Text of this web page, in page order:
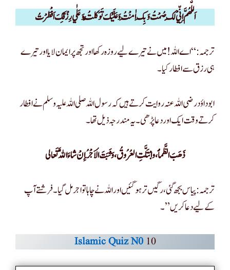
اَللّٰهُمَّ اِنِّيْ لَكَ صُمْتُ وَبِكَ اٰمَنْتُ وَعَلَيْكَ تَوَكَّلْتُ وَعَلٰي رِزْقِكَ اَفْطَرْتُ
ترجمہ: “اے اللہ! میں نے تیرے لیے روزہ رکھا اور تجھ پر ایمان لایا اور تیرے
ہی رزق سے افطار کیا۔
ابو داؤد رضی اللہ عنہ روایت کرتے ہیں کہ رسول اللہ صلی اللہ علیہ وسلم نے افطار
کرتے وقت ایک اور دعا پڑھی۔ یہ مندرجہ ذیل تھا۔
ذَهَبَ الظَّمأُ، وابْتَلَّتِ العُرُوقُ، وَثَبَتَ الأَجْرُ إِنْ شاءَ اللَّهُ تَعالى
ترجمہ: پیاس بجھ گئی، رگیں تر ہو گئیں اور اللہ نے چاہا تو اجر مل گیا۔فرشتے آپ
کے لیے دعا کریں”۔
Islamic Quiz N0 10